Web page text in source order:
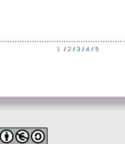
1 / 2 / 3 / 4 / 5